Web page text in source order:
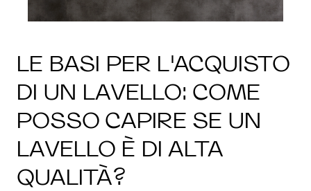
LE BASI PER L'ACQUISTO
DI UN LAVELLO: COME
POSSO CAPIRE SE UN
LAVELLO È DI ALTA
QUALITÀ?